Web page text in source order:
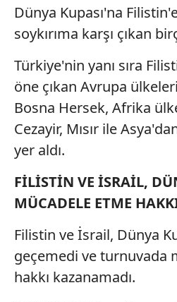
Dünya Kupası'na
soykırıma karşı çıkan
Türkiye'nin yanı sıra
öne çıkan Avrupa
Bosna Hersek, Afrika
Cezayir, Mısır ile
yer aldı.
FİLİSTİN VE İSRAİL,
MÜCADELE ETME
Filistin ve İsrail, Dünya
geçemedi ve turnuvada
hakkı kazanamadı.